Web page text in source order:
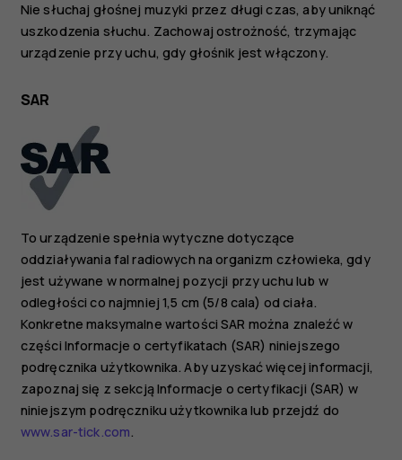
Nie słuchaj głośnej muzyki przez długi czas, aby uniknąć
uszkodzenia słuchu. Zachowaj ostrożność, trzymając
urządzenie przy uchu, gdy głośnik jest włączony.
SAR
To urządzenie spełnia wytyczne dotyczące
oddziaływania fal radiowych na organizm człowieka, gdy
jest używane w normalnej pozycji przy uchu lub w
odległości co najmniej 1,5 cm (5/8 cala) od ciała.
Konkretne maksymalne wartości SAR można znaleźć w
części Informacje o certyfikatach (SAR) niniejszego
podręcznika użytkownika. Aby uzyskać więcej informacji,
zapoznaj się z sekcją Informacje o certyfikacji (SAR) w
niniejszym podręczniku użytkownika lub przejdź do
www.sar-tick.com.